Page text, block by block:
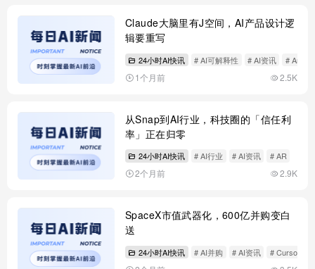
Claude大脑里有J空间，AI产品设计逻
辑要重写
24小时AI快讯 # AI可解释性 # AI资讯 #
1个月前 2.5K
从Snap到AI行业，科技圈的「信任利
率」正在归零
24小时AI快讯 # AI行业 # AI资讯 # AR
2个月前 2.9K
SpaceX市值武器化，600亿并购变白
送
24小时AI快讯 # AI并购 # AI资讯 # Cursor